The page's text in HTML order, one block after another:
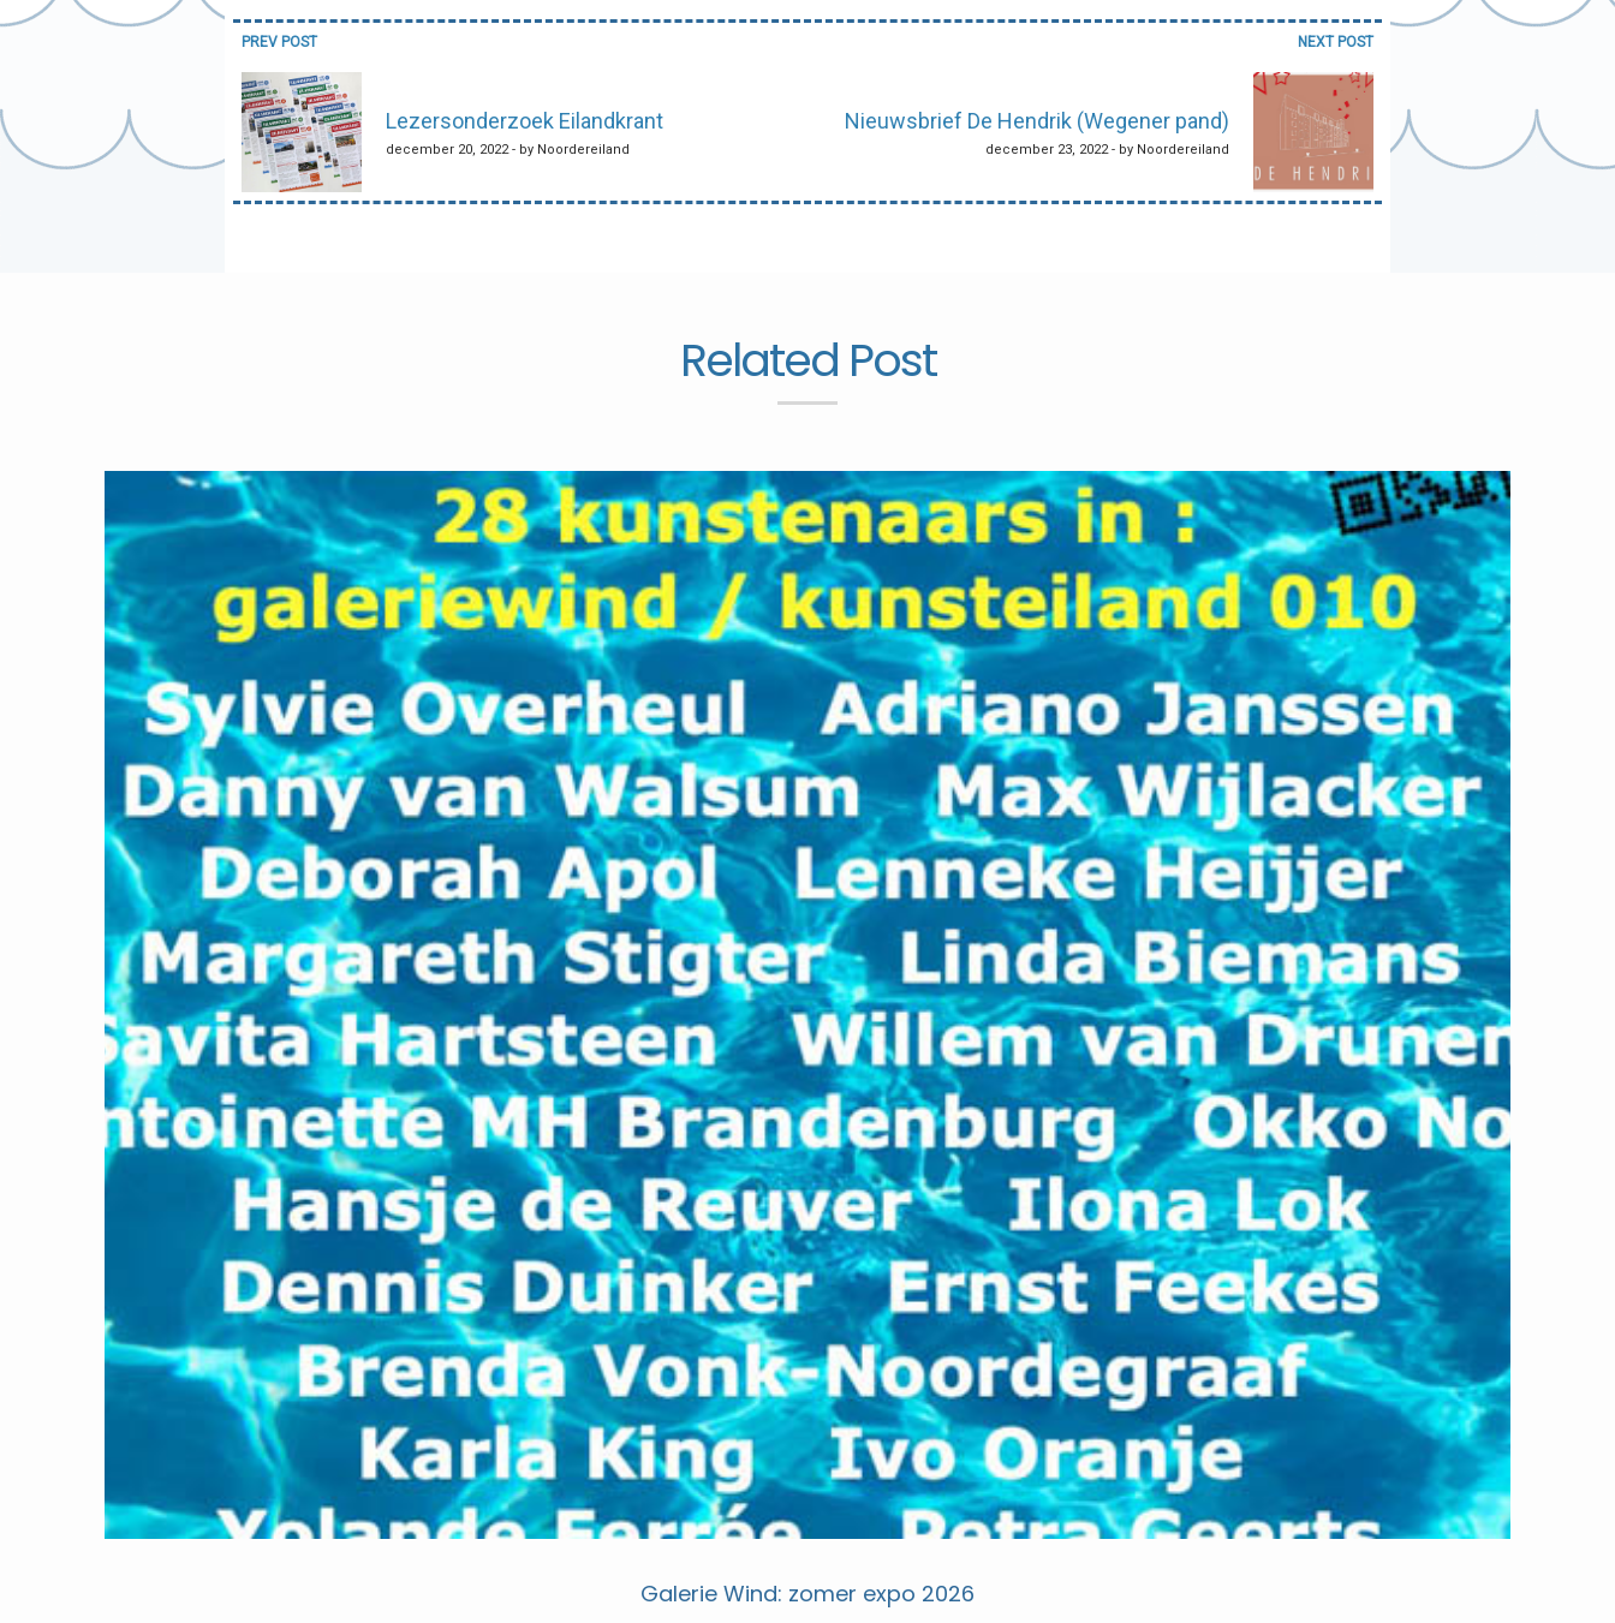
Bericht
navigatie
PREV POST
Lezersonderzoek Eilandkrant
december 20, 2022 - by Noordereiland
NEXT POST
Nieuwsbrief De Hendrik (Wegener pand)
december 23, 2022 - by Noordereiland
Related Post
Galerie Wind: zomer expo 2026